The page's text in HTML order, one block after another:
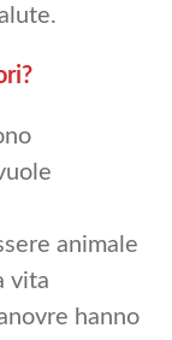
animale
vita
hanno